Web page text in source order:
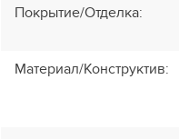
Покрытие/Отделка:
Материал/Конструктив: